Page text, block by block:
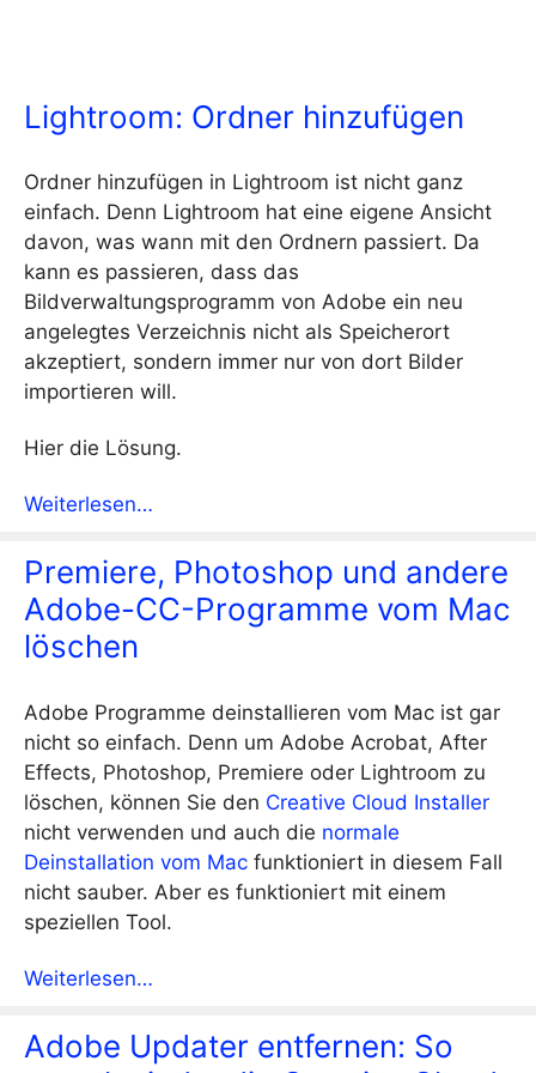
Lightroom: Ordner hinzufügen
Ordner hinzufügen in Lightroom ist nicht ganz
einfach. Denn Lightroom hat eine eigene Ansicht
davon, was wann mit den Ordnern passiert. Da
kann es passieren, dass das
Bildverwaltungsprogramm von Adobe ein neu
angelegtes Verzeichnis nicht als Speicherort
akzeptiert, sondern immer nur von dort Bilder
importieren will.
Hier die Lösung.
Weiterlesen…
Premiere, Photoshop und andere
Adobe-CC-Programme vom Mac
löschen
Adobe Programme deinstallieren vom Mac ist gar
nicht so einfach. Denn um Adobe Acrobat, After
Effects, Photoshop, Premiere oder Lightroom zu
löschen, können Sie den Creative Cloud Installer
nicht verwenden und auch die normale
Deinstallation vom Mac funktioniert in diesem Fall
nicht sauber. Aber es funktioniert mit einem
speziellen Tool.
Weiterlesen…
Adobe Updater entfernen: So